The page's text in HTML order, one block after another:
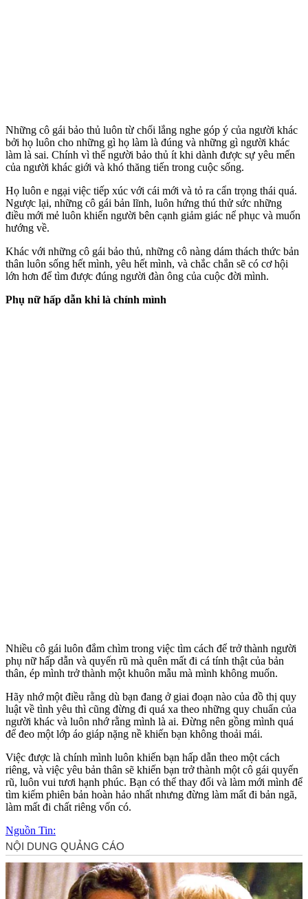
Những cô gái bảo thủ luôn từ chối lắng nghe góp ý của người khác
bởi họ luôn cho những gì họ làm là đúng và những gì người khác
làm là sai. Chính vì thế người bảo thủ ít khi dành được sự yêu mến
của người khác giới và khó thăng tiến trong cuộc sống.
Họ luôn e ngại việc tiếp xúc với cái mới và tỏ ra cẩn trọng thái quá.
Ngược lại, những cô gái bản lĩnh, luôn hứng thú thử sức những
điều mới mẻ luôn khiến người bên cạnh giảm giác nể phục và muốn
hướng về.
Khác với những cô gái bảo thủ, những cô nàng dám thách thức bản
thân luôn sống hết mình, yêu hết mình, và chắc chắn sẽ có cơ hội
lớn hơn để tìm được đúng người đàn ông của cuộc đời mình.
Phụ nữ hấp dẫn khi là chính mình
Nhiều cô gái luôn đắm chìm trong việc tìm cách để trở thành người
phụ nữ hấp dẫn và quyến rũ mà quên mất đi cá tính thật của bản
thân, ép mình trở thành một khuôn mẫu mà mình không muốn.
Hãy nhớ một điều rằng dù bạn đang ở giai đoạn nào của đồ thị quy
luật về tình yêu thì cũng đừng đi quá xa theo những quy chuẩn của
người khác và luôn nhớ rằng mình là ai. Đừng nên gồng mình quá
để đeo một lớp áo giáp nặng nề khiến bạn không thoải mái.
Việc được là chính mình luôn khiến bạn hấp dẫn theo một cách
riêng, và việc yêu bản thân sẽ khiến bạn trở thành một cô gái quyến
rũ, luôn vui tươi hạnh phúc. Bạn có thể thay đổi và làm mới mình để
tìm kiếm phiên bản hoàn hảo nhất nhưng đừng làm mất đi bản ngã,
làm mất đi chất riêng vốn có.
Nguồn Tin: